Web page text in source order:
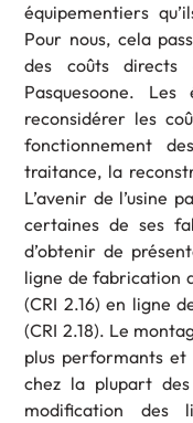
équipementiers
Pour nous, cela
des coûts directs
Pasquesoone.
reconsidérer les
fonctionnement
traitance, la
L’avenir de l’usine
certaines de ses
d’obtenir de
ligne de fabrication
(CRI 2.16) en ligne
(CRI 2.18). Le
plus performants et
chez la plupart
modification des